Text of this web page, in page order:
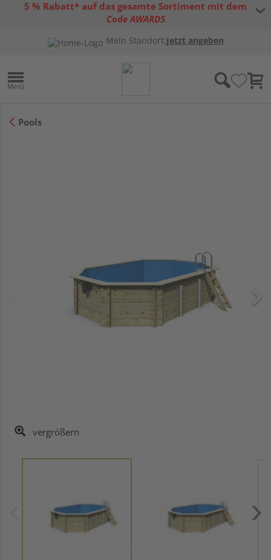
5 % Rabatt* auf das gesamte Sortiment mit dem
Code AWARD5
Gutscheinbedingungen
Mein Standort:Jetzt angeben
Pools
vergrößern